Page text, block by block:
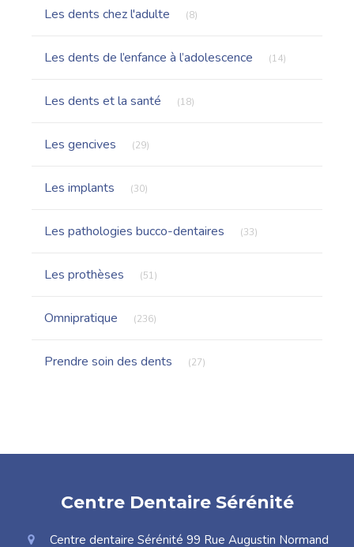
Les dents chez l'adulte (8)
Les dents de l’enfance à l’adolescence (14)
Les dents et la santé (18)
Les gencives (29)
Les implants (30)
Les pathologies bucco-dentaires (33)
Les prothèses (51)
Omnipratique (236)
Prendre soin des dents (27)
Centre Dentaire Sérénité
Centre dentaire Sérénité 99 Rue Augustin Normand